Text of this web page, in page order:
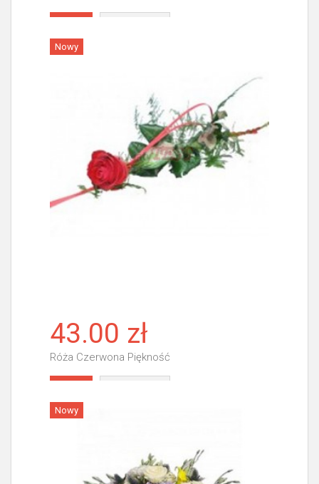
Nowy
43.00 zł
Róża Czerwona Piękność
Nowy